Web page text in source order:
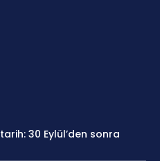
30 Eylül’den sonra